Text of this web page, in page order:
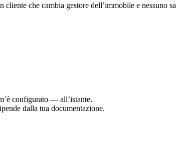
che cambia gestore dell’immobile e nessuno sa
configurato — all’istante.
dalla tua documentazione.